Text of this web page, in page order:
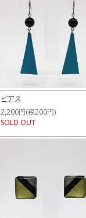
ピアス
2,200円(税200円)
SOLD OUT